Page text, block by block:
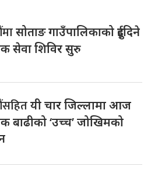
सोताङ गाउँपालिकाको दुईदिने
सेवा शिविर सुरु
यी चार जिल्लामा आज
बाढीको ‘उच्च’ जोखिमको